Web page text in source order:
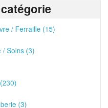
/ Ferraille (15)
/ Soins (3)
(3)